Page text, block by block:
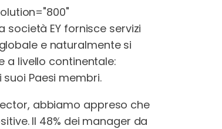
società EY fornisce servizi
e naturalmente si
a livello continentale:
Paesi membri.
abbiamo appreso che
Il 48% dei manager da